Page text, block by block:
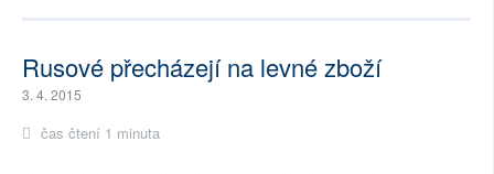
Rusové přecházejí na levné zboží
3. 4. 2015
čas čtení 1 minuta